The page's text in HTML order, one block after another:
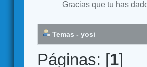
Gracias que tu has
Temas - yosi
Páginas: [1]